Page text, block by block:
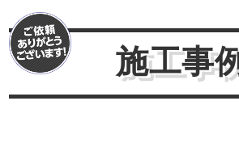
施工事